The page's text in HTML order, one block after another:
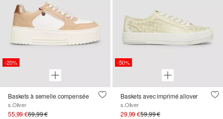
-20%
Baskets à semelle compensée
s.Oliver
55,99 €69,99 €
-50%
Baskets avec imprimé allover
s.Oliver
29,99 €59,99 €